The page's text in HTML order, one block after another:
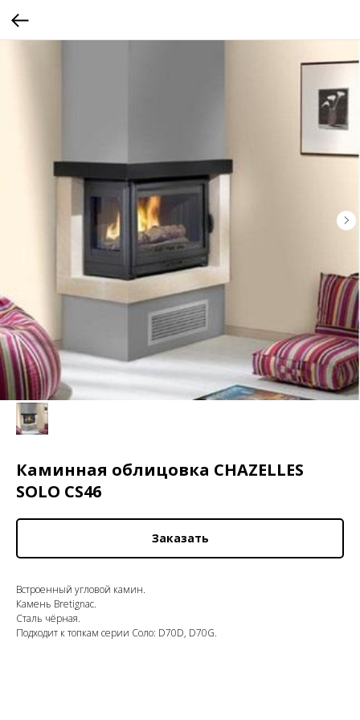
Каминная облицовка CHAZELLES
SOLO CS46
Заказать
Встроенный угловой камин.
Камень Bretignac.
Сталь чёрная.
Подходит к топкам серии Соло: D70D, D70G.